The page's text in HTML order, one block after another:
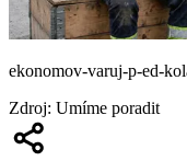
ekonomov-varuj-p-ed-
Zdroj: Umíme poradit